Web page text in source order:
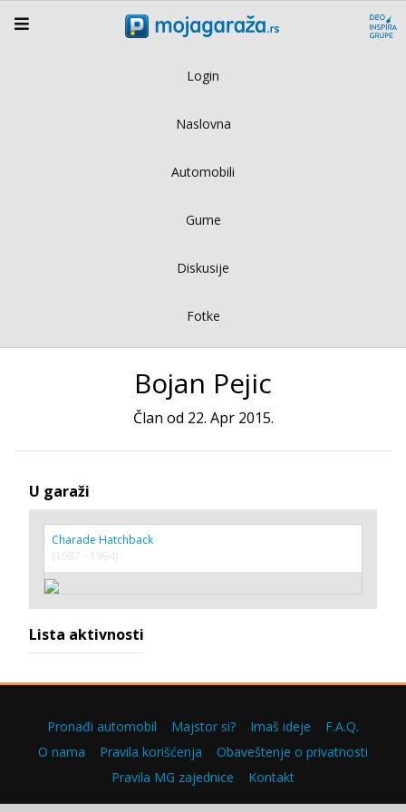
Login
Naslovna
Automobili
Gume
Diskusije
Fotke
Bojan Pejic
Član od 22. Apr 2015.
U garaži
Charade Hatchback
(1987 - 1994)
Lista aktivnosti
Pronađi automobil Majstor si? Imaš ideje
F.A.Q.
O nama
Pravila korišćenja
Obaveštenje o privatnosti
Pravila MG zajednice
Kontakt